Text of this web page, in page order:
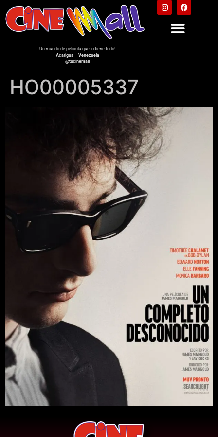
Un mundo de película que lo tiene todo!
Acarigua – Venezuela
@tucinemall
HO00005337